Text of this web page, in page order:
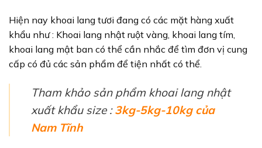
Hiện nay khoai lang tươi đang có các mặt hàng xuất
khẩu như : Khoai lang nhật ruột vàng, khoai lang tím,
khoai lang mật ban có thể cần nhắc để tìm đơn vị cung
cấp có đủ các sản phẩm để tiện nhất có thể.
Tham khảo sản phẩm khoai lang nhật
xuất khẩu size :3kg-5kg-10kg của
Nam Tĩnh